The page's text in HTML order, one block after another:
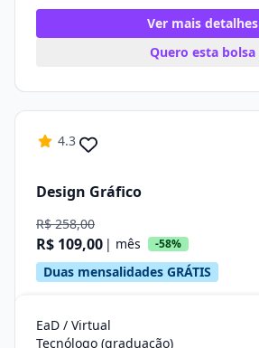
Ver mais detalhes
Quero esta bolsa
4.3
Design Gráfico
R$ 258,00
R$ 109,00 | mês -58%
Duas mensalidades GRÁTIS
EaD / Virtual
Tecnólogo (graduação)